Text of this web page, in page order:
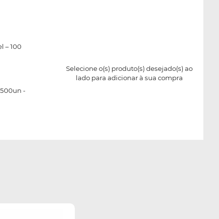
– 100
-
Selecione o(s) produto(s) desejado(s) ao
lado para adicionar à sua compra